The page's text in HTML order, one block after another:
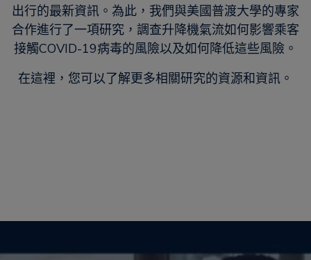
出行的最新資訊。為此，我們與美國普渡大學的專家
合作進行了一項研究，調查升降機氣流如何影響乘客
接觸COVID-19病毒的風險以及如何降低這些風險。
在這裡，您可以了解更多相關研究的資源和資訊。